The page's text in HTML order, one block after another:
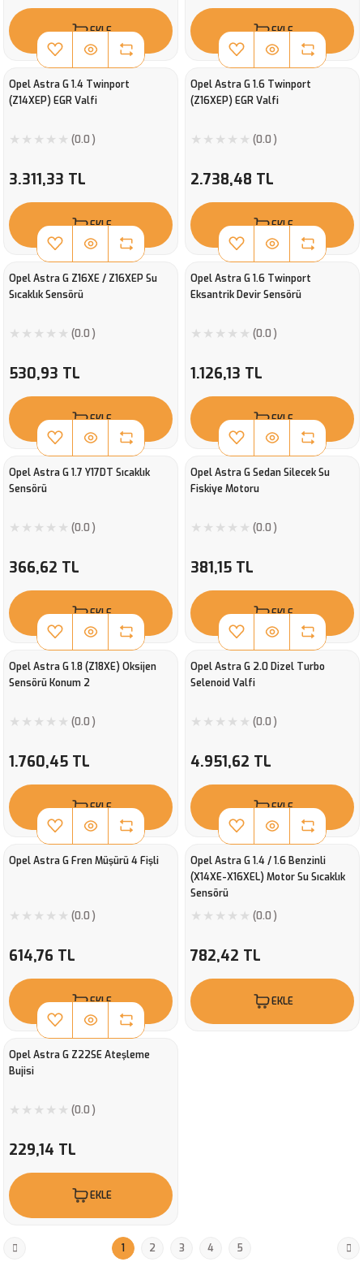
EKLE EKLE
Opel Astra G 1.4 Twinport
(Z14XEP) EGR Valfi
(0.0 )
3.311,33 TL
EKLE
Opel Astra G 1.6 Twinport
(Z16XEP) EGR Valfi
(0.0 )
2.738,48 TL
EKLE
Opel Astra G Z16XE / Z16XEP Su
Sıcaklık Sensörü
(0.0 )
530,93 TL
EKLE
Opel Astra G 1.6 Twinport
Eksantrik Devir Sensörü
(0.0 )
1.126,13 TL
EKLE
Opel Astra G 1.7 Y17DT Sıcaklık
Sensörü
(0.0 )
366,62 TL
EKLE
Opel Astra G Sedan Silecek Su
Fiskiye Motoru
(0.0 )
381,15 TL
EKLE
Opel Astra G 1.8 (Z18XE) Oksijen
Sensörü Konum 2
(0.0 )
1.760,45 TL
EKLE
Opel Astra G 2.0 Dizel Turbo
Selenoid Valfi
(0.0 )
4.951,62 TL
EKLE
Opel Astra G Fren Müşürü 4 Fişli
(0.0 )
614,76 TL
EKLE
Opel Astra G 1.4 / 1.6 Benzinli
(X14XE-X16XEL) Motor Su Sıcaklık
Sensörü
(0.0 )
782,42 TL
EKLE
Opel Astra G Z22SE Ateşleme
Bujisi
(0.0 )
229,14 TL
EKLE
1 2 3 4 5